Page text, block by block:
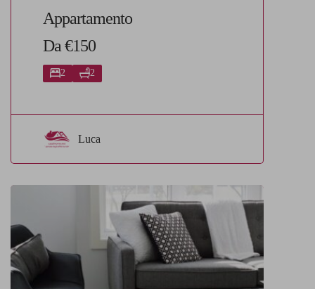
Appartamento
Da €150
2 2
Luca